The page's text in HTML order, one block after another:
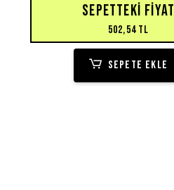
SEPETTEKI FIYAT
502,54 TL
SEPETE EKLE